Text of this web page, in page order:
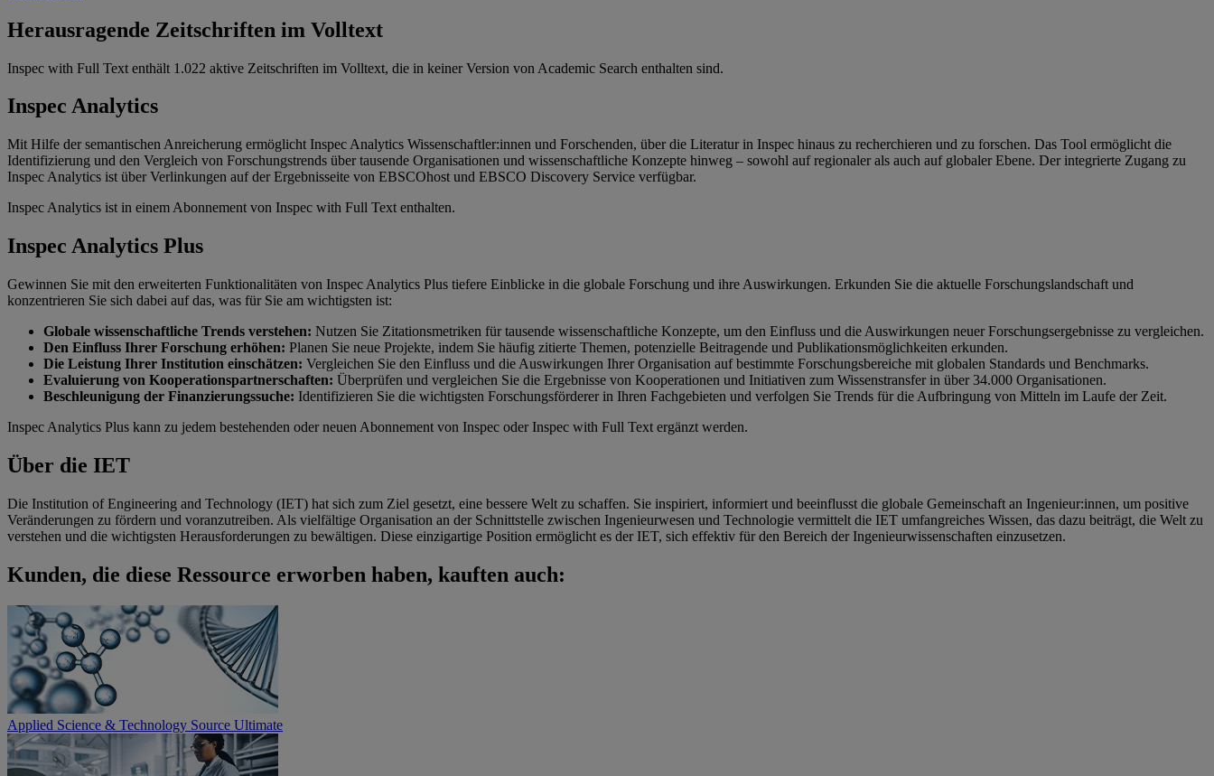
Herausragende Zeitschriften im Volltext
Inspec with Full Text enthält 1.022 aktive Zeitschriften im Volltext, die in keiner Version von Academic Search enthalten sind.
Inspec Analytics
Mit Hilfe der semantischen Anreicherung ermöglicht Inspec Analytics Wissenschaftler:innen und Forschenden, über die Literatur in Inspec hinaus zu recherchieren und zu forschen. Das Tool ermöglicht die
Identifizierung und den Vergleich von Forschungstrends über tausende Organisationen und wissenschaftliche Konzepte hinweg – sowohl auf regionaler als auch auf globaler Ebene. Der integrierte Zugang zu
Inspec Analytics ist über Verlinkungen auf der Ergebnisseite von EBSCOhost und EBSCO Discovery Service verfügbar.
Inspec Analytics ist in einem Abonnement von Inspec with Full Text enthalten.
Inspec Analytics Plus
Gewinnen Sie mit den erweiterten Funktionalitäten von Inspec Analytics Plus tiefere Einblicke in die globale Forschung und ihre Auswirkungen. Erkunden Sie die aktuelle Forschungslandschaft und
konzentrieren Sie sich dabei auf das, was für Sie am wichtigsten ist:
Globale wissenschaftliche Trends verstehen: Nutzen Sie Zitationsmetriken für tausende wissenschaftliche Konzepte, um den Einfluss und die Auswirkungen neuer Forschungsergebnisse zu vergleichen.
Den Einfluss Ihrer Forschung erhöhen: Planen Sie neue Projekte, indem Sie häufig zitierte Themen, potenzielle Beitragende und Publikationsmöglichkeiten erkunden.
Die Leistung Ihrer Institution einschätzen: Vergleichen Sie den Einfluss und die Auswirkungen Ihrer Organisation auf bestimmte Forschungsbereiche mit globalen Standards und Benchmarks.
Evaluierung von Kooperationspartnerschaften: Überprüfen und vergleichen Sie die Ergebnisse von Kooperationen und Initiativen zum Wissenstransfer in über 34.000 Organisationen.
Beschleunigung der Finanzierungssuche: Identifizieren Sie die wichtigsten Forschungsförderer in Ihren Fachgebieten und verfolgen Sie Trends für die Aufbringung von Mitteln im Laufe der Zeit.
Inspec Analytics Plus kann zu jedem bestehenden oder neuen Abonnement von Inspec oder Inspec with Full Text ergänzt werden.
Über die IET
Die Institution of Engineering and Technology (IET) hat sich zum Ziel gesetzt, eine bessere Welt zu schaffen. Sie inspiriert, informiert und beeinflusst die globale Gemeinschaft an Ingenieur:innen, um positive
Veränderungen zu fördern und voranzutreiben. Als vielfältige Organisation an der Schnittstelle zwischen Ingenieurwesen und Technologie vermittelt die IET umfangreiches Wissen, das dazu beiträgt, die Welt zu
verstehen und die wichtigsten Herausforderungen zu bewältigen. Diese einzigartige Position ermöglicht es der IET, sich effektiv für den Bereich der Ingenieurwissenschaften einzusetzen.
Kunden, die diese Ressource erworben haben, kauften auch:
Applied Science & Technology Source Ultimate